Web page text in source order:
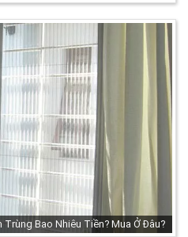
Bao Nhiêu Tiền? Mua Ở Đâu?